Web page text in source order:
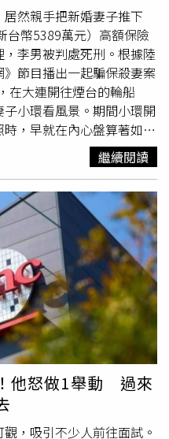
然親手把新婚妻子推下
台幣5389萬元）高額保險
李男被判處死刑。根據陸
節目播出一起騙保殺妻案
在大連開往煙台的輪船
子小環看風景。期間小環開
，早就在內心盤算著如何
桿，接著把小環騙到欄杆
在船上撕心裂肺痛哭，還
口中還一直呼喚妻子的名
矮小，說要看海，所以就帶
會發生憾事。由於李男一直
起疑心。警方懷疑，整艘船
控死角，一般人根本很難
婚，女方的親屬竟然不知
生前有被拳頭打擊和摀悶的
透露，之後還發現李男仍
還在飯店嫖妓；經過抽絲
取1200萬人民幣（約新
口。2022年7月，大連中院
，數罪併罰，判處死刑。
，維持原判。
繼續閱讀
他怒做1舉動 過來
，吸引不少人前往面試。